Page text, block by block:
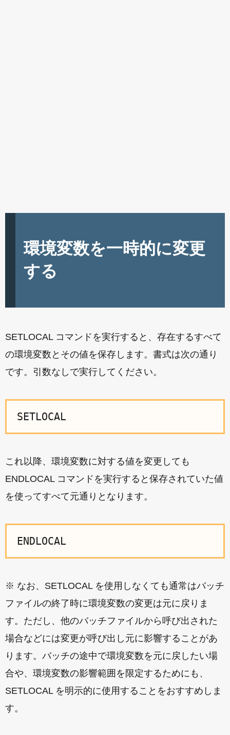
環境変数を一時的に変更
する
SETLOCAL コマンドを実行すると、存在するすべて
の環境変数とその値を保存します。書式は次の通り
です。引数なしで実行してください。
SETLOCAL
これ以降、環境変数に対する値を変更しても
ENDLOCAL コマンドを実行すると保存されていた値
を使ってすべて元通りとなります。
ENDLOCAL
※ なお、SETLOCAL を使用しなくても通常はバッチ
ファイルの終了時に環境変数の変更は元に戻りま
す。ただし、他のバッチファイルから呼び出された
場合などには変更が呼び出し元に影響することがあ
ります。バッチの途中で環境変数を元に戻したい場
合や、環境変数の影響範囲を限定するためにも、
SETLOCAL を明示的に使用することをおすすめしま
す。